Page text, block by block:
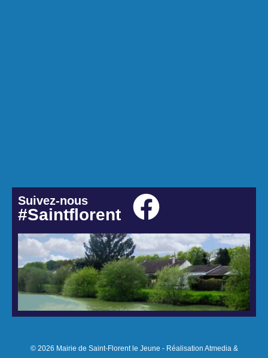
Suivez-nous
#Saintflorent
© 2026 Mairie de Saint-Florent le Jeune - Réalisation Atmedia &